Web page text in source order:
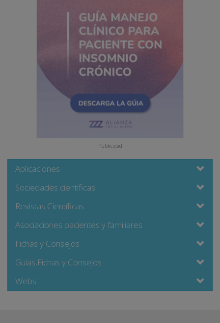
Publicidad
Aplicaciones
Sociedades científicas
Revistas Científicas
Asociaciones pacientes y familiares
Fichas y Consejos
Guías,Fichas y Consejos
Webs